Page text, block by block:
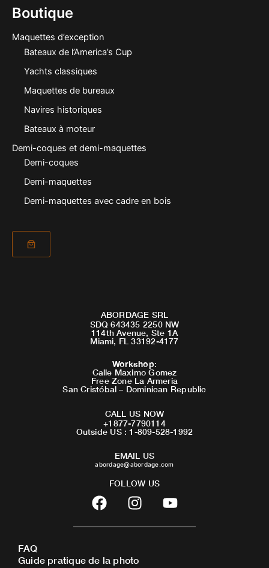
Boutique
Maquettes d’exception
Bateaux de l’America’s Cup
Yachts classiques
Maquettes de bureaux
Navires historiques
Bateaux à moteur
Demi-coques et demi-maquettes
Demi-coques
Demi-maquettes
Demi-maquettes avec cadre en bois
ABORDAGE SRL
SDQ 643435 2250 NW
114th Avenue, Ste 1A
Miami, FL 33192-4177
Workshop:
Calle Maximo Gomez
Free Zone La Armeria
San Cristóbal – Dominican Republic
CALL US NOW
+1877-7790114
Outside US : 1-809-528-1992
EMAIL US
abordage@abordage.com
FOLLOW US
F
a
c
b
I
n
s
a
Y
o
u
FAQ
Guide pratique de la photo